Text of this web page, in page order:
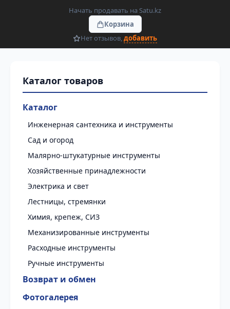
Начать продавать на Satu.kz
Корзина
Нет отзывов,добавить
Каталог
Инженерная сантехника и инструменты
Сад и огород
Малярно-штукатурные инструменты
Хозяйственные принадлежности
Электрика и свет
Лестницы, стремянки
Химия, крепеж, СИЗ
Механизированные инструменты
Расходные инструменты
Ручные инструменты
Возврат и обмен
Фотогалерея